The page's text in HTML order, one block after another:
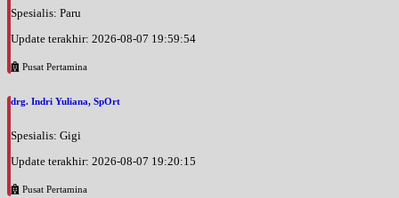
Spesialis: Paru
Update terakhir: 2026-08-07 19:59:54
Pusat Pertamina
drg. Indri Yuliana, SpOrt
Spesialis: Gigi
Update terakhir: 2026-08-07 19:20:15
Pusat Pertamina